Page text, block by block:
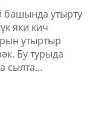
башында утырту
яки кич
утыртыр
Бу турыда
сылта...